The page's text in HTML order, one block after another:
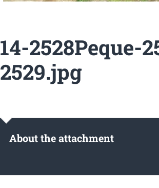
14-2528Peque-
2529.jpg
About the attachment